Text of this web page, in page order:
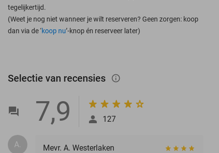
tegelijkertijd.
(Weet je nog niet wanneer je wilt reserveren? Geen zorgen: koop
dan via de ‘koop nu’-knop én reserveer later)
Selectie van recensies info_outlined
7,9 127
A. Mevr. A. Westerlaken